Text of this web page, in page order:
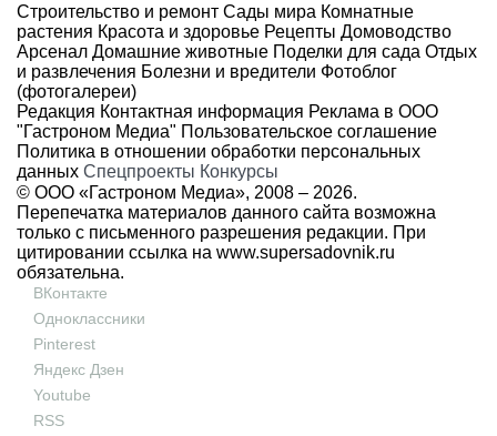
Строительство и ремонт Сады мира Комнатные
растения Красота и здоровье Рецепты Домоводство
Арсенал Домашние животные Поделки для сада Отдых
и развлечения Болезни и вредители Фотоблог
(фотогалереи)
Редакция Контактная информация Реклама в ООО
"Гастроном Медиа" Пользовательское соглашение
Политика в отношении обработки персональных
данных Спецпроекты Конкурсы
© ООО «Гастроном Медиа», 2008 – 2026.
Перепечатка материалов данного сайта возможна
только с письменного разрешения редакции. При
цитировании ссылка на www.supersadovnik.ru
обязательна.
ВКонтакте
Одноклассники
Pinterest
Яндекс Дзен
Youtube
RSS